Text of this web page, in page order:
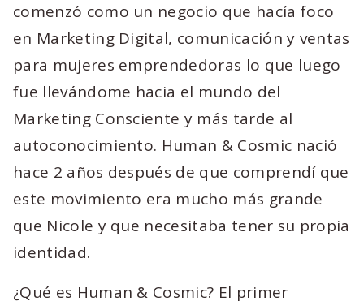
comenzó como un negocio que hacía foco
en Marketing Digital, comunicación y ventas
para mujeres emprendedoras lo que luego
fue llevándome hacia el mundo del
Marketing Consciente y más tarde al
autoconocimiento. Human & Cosmic nació
hace 2 años después de que comprendí que
este movimiento era mucho más grande
que Nicole y que necesitaba tener su propia
identidad.
¿Qué es Human & Cosmic? El primer